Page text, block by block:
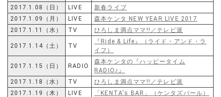
2017.1.08（日）
LIVE
新春ライブ
2017.1.09（月）
LIVE
森本ケンタ NEW YEAR LIVE 2017
2017.1.11（水）
TV ひろしま満点ママ!!／テレビ派
2017.1.14（土） TV
『Ride & Life』（ライド・アンド・ラ
イフ）
2017.1.15（日） RADIO
森本ケンタの『ハッピータイム
RADIO♪』
2017.1.18（水）
TV
ひろしま満点ママ!!／テレビ派
2017.1.19（木）
LIVE 「KENTA's BAR」（ケンタズバール）